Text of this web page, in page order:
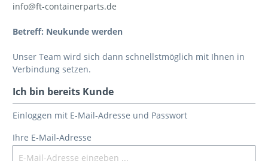
info@ft-containerparts.de
Betreff: Neukunde werden
Unser Team wird sich dann schnellstmöglich mit Ihnen in
Verbindung setzen.
Ich bin bereits Kunde
Einloggen mit E-Mail-Adresse und Passwort
Ihre E-Mail-Adresse